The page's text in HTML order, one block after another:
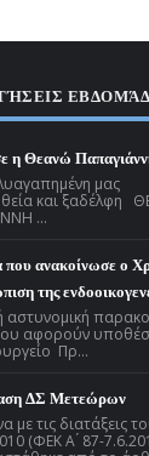
η Θεανώ
θεία και ξαδέλφη
...
ανακοίνωσε ο
της
αστυνομική
αφορούν
Πρ...
ΔΣ Μετεώρων
με τις διατάξεις
(ΦΕΚ Α ́ 87-